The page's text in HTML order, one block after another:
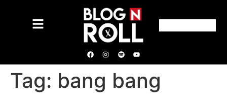
Tag: bang bang